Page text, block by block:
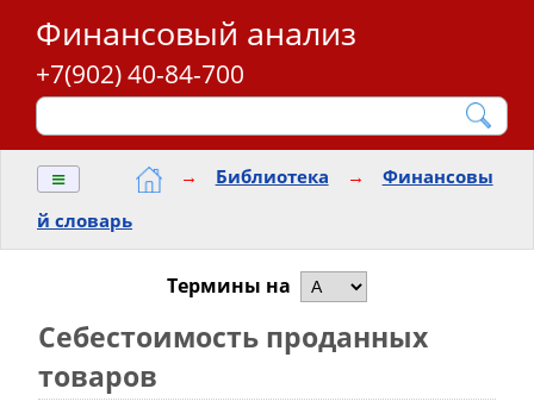
Финансовый анализ
+7(902) 40-84-700
≡ → Библиотека →
Финансовы
й словарь
Термины на
Себестоимость проданных
товаров